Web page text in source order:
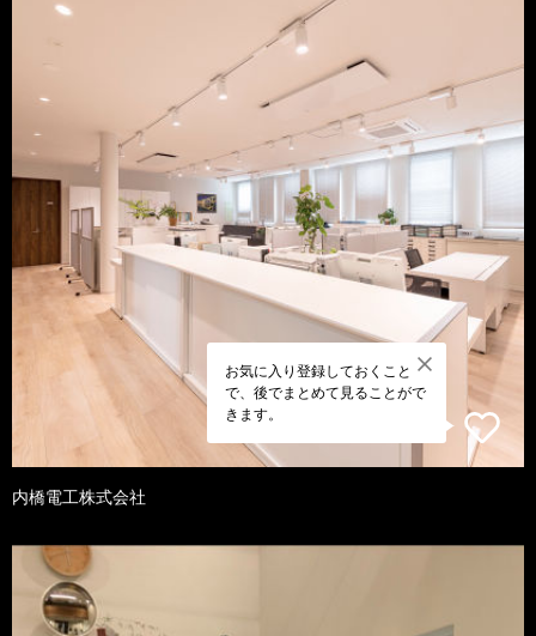
お気に入り登録しておくこと
で、後でまとめて見ることがで
きます。
内橋電工株式会社